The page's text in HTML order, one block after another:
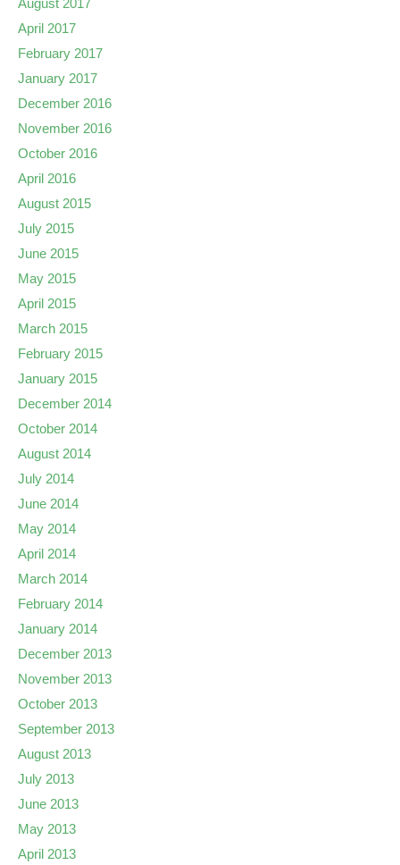
August 2017
April 2017
February 2017
January 2017
December 2016
November 2016
October 2016
April 2016
August 2015
July 2015
June 2015
May 2015
April 2015
March 2015
February 2015
January 2015
December 2014
October 2014
August 2014
July 2014
June 2014
May 2014
April 2014
March 2014
February 2014
January 2014
December 2013
November 2013
October 2013
September 2013
August 2013
July 2013
June 2013
May 2013
April 2013